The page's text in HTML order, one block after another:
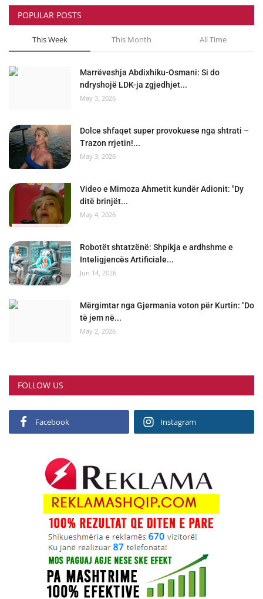
POPULAR POSTS
This Week This Month All Time
Marrëveshja Abdixhiku-Osmani: Si do
ndryshojë LDK-ja zgjedhjet...
May 3, 2026
Dolce shfaqet super provokuese nga shtrati –
Trazon rrjetin!...
May 3, 2026
Video e Mimoza Ahmetit kundër Adionit: "Dy
ditë brinjët...
May 4, 2026
Robotët shtatzënë: Shpikja e ardhshme e
Inteligjencës Artificiale...
Jun 14, 2026
Mërgimtar nga Gjermania voton për Kurtin: "Do
të jem në...
May 2, 2026
FOLLOW US
Facebook Instagram